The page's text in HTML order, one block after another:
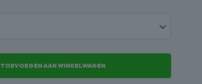
TOEVOEGEN AAN WINKELWAGEN